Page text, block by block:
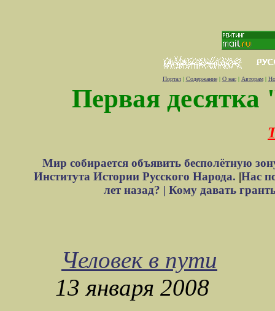
Портал| Содержание| О нас| Авторам|
Первая десятка
Мир собирается объявить бесполётную
Института Истории Русского Народа. |Нас
лет назад? | Кому давать
Человек в пути
13 января 2008